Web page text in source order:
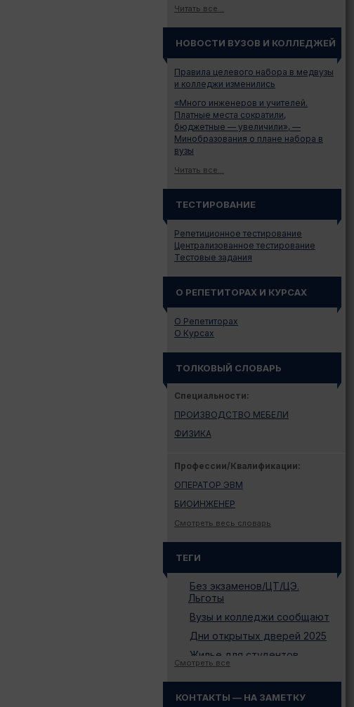
Читать все...
НОВОСТИ ВУЗОВ И КОЛЛЕДЖЕЙ
Правила целевого набора в медвузы
и колледжи изменились
«Много инженеров и учителей.
Платные места сократили,
бюджетные — увеличили», —
Минобразования о плане набора в
вузы
Читать все...
ТЕСТИРОВАНИЕ
Репетиционное тестирование
Централизованное тестирование
Тестовые задания
О РЕПЕТИТОРАХ И КУРСАХ
О Репетиторах
О Курсах
ТОЛКОВЫЙ СЛОВАРЬ
Специальности:
ПРОИЗВОДСТВО МЕБЕЛИ
ФИЗИКА
Профессии/Квалификации:
ОПЕРАТОР ЭВМ
БИОИНЖЕНЕР
Смотреть весь словарь
ТЕГИ
Без экзаменов/ЦТ/ЦЭ.
Льготы
Вузы и колледжи сообщают
Дни открытых дверей 2025
Жилье для студентов
Иностранному абитуриенту
Смотреть все
КОНТАКТЫ — НА ЗАМЕТКУ